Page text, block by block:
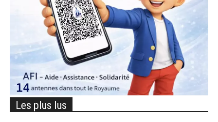
Les plus lus